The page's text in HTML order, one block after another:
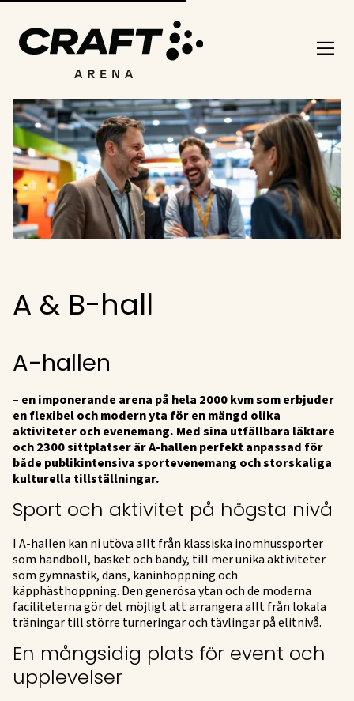
A & B-hall
A-hallen
– en imponerande arena på hela 2000 kvm som erbjuder
en flexibel och modern yta för en mängd olika
aktiviteter och evenemang. Med sina utfällbara läktare
och 2300 sittplatser är A-hallen perfekt anpassad för
både publikintensiva sportevenemang och storskaliga
kulturella tillställningar.
Sport och aktivitet på högsta nivå
I A-hallen kan ni utöva allt från klassiska inomhussporter
som handboll, basket och bandy, till mer unika aktiviteter
som gymnastik, dans, kaninhoppning och
käpphästhoppning. Den generösa ytan och de moderna
faciliteterna gör det möjligt att arrangera allt från lokala
träningar till större turneringar och tävlingar på elitnivå.
En mångsidig plats för event och
upplevelser